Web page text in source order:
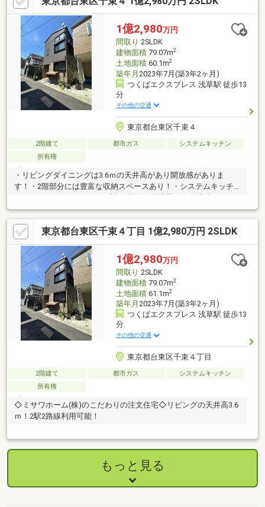
レ、洗面台あり・2面バルコニー（南・北）・カースペース1台可
（車種による）
1億2,980万円
間取り 2SLDK
建物面積79.07m2
土地面積60.1m2
築年月 2023年7月(築3年2ヶ月)
つくばエクスプレス 浅草駅 徒歩13
分
その他の交通
東京都台東区千束４
2階建て 都市ガス
システムキッチン
所有権
・リビングダイニングは3.6ｍの天井高があり開放感がありま
す！・2階部分には豊富な収納スペースあり！・システムキッチン
はラクシーナ(パナソニック製)を採用。食洗器、自動水洗、ビル
トイン浄水器、ワイドタイプ三口コンロ付！・浴室はオフローラ
(パナソニック製)で酸素美包湯機能搭載！・トイレは1階、2階と
もに洗浄機能搭載のアラウーノ(パナソニック製)を完備！～周辺
生活施設～・Big-A 千束四丁目店…徒歩2分・まいばすけっと 千束
四丁目店…徒歩5分・ファミリーマート 台東吉原店…徒歩2分・コ
コカラファイン 千束通店…徒歩4分・台東日本堤郵便局…徒歩7
分・台東区立台東病
東京都台東区千束４丁目 1億2,980万円 2SLDK
1億2,980万円
間取り 2SLDK
建物面積79.07m2
土地面積61.1m2
築年月 2023年7月(築3年2ヶ月)
つくばエクスプレス 浅草駅 徒歩13
分
その他の交通
東京都台東区千束４丁目
2階建て 都市ガス
システムキッチン
所有権
◇ミサワホーム(株)のこだわりの注文住宅◇リビングの天井高3.6
ｍ！2駅2路線利用可能！
もっと見る